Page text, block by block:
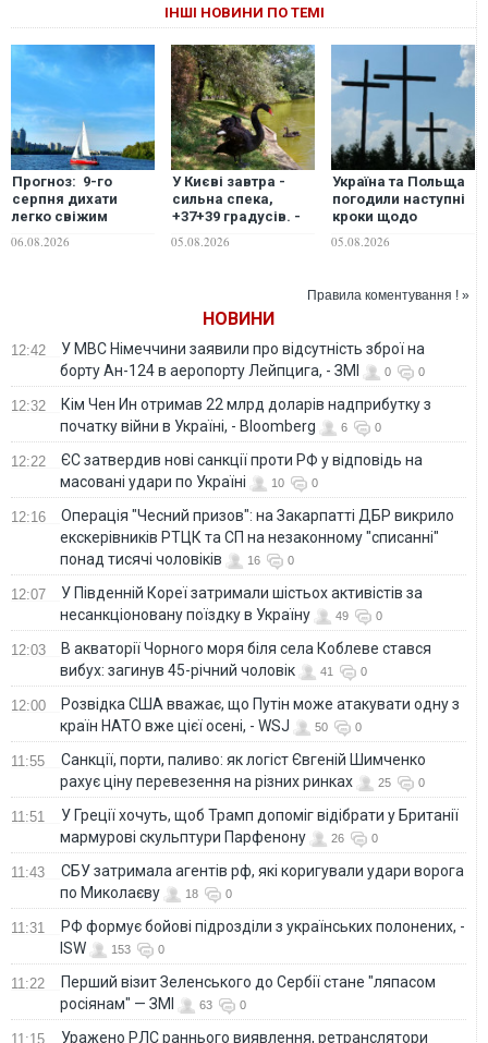
ІНШІ НОВИНИ ПО ТЕМІ
Прогноз: 9-го
серпня дихати
легко свіжим
буде повсюди в
06.08.2026
У Києві завтра -
сильна спека,
+37+39 градусів. -
05.08.2026
Україна та Польща
погодили наступні
кроки щодо
Львові підбили
домовленостей
05.08.2026
Правила коментування ! »
НОВИНИ
12:42
У МВС Німеччини заявили про відсутність зброї на
борту Ан-124 в аеропорту Лейпцига, - ЗМІ
0 0
12:32
Кім Чен Ин отримав 22 млрд доларів надприбутку з
початку війни в Україні, - Bloomberg
6 0
12:22
ЄС затвердив нові санкції проти РФ у відповідь на
масовані удари по Україні
10 0
12:16
Операція "Чесний призов": на Закарпатті ДБР викрило
екскерівників РТЦК та СП на незаконному "списанні"
понад тисячі чоловіків
16 0
12:07
У Південній Кореї затримали шістьох активістів за
несанкціоновану поїздку в Україну
49 0
12:03
В акваторії Чорного моря біля села Коблеве стався
вибух: загинув 45-річний чоловік
41 0
12:00
Розвідка США вважає, що Путін може атакувати одну з
країн НАТО вже цієї осені, - WSJ
50 0
11:55
Санкції, порти, паливо: як логіст Євгеній Шимченко
рахує ціну перевезення на різних ринках
25 0
11:51
У Греції хочуть, щоб Трамп допоміг відібрати у Британії
мармурові скульптури Парфенону
26 0
11:43
СБУ затримала агентів рф, які коригували удари ворога
по Миколаєву
18 0
11:31
РФ формує бойові підрозділи з українських полонених, -
ISW
153 0
11:22
Перший візит Зеленського до Сербії стане "ляпасом
росіянам" — ЗМІ
63 0
11:15 Уражено РЛС раннього виявлення, ретранслятори